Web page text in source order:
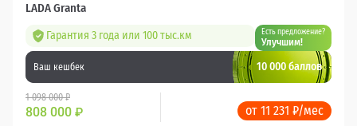
LADA Granta
Гарантия 3 года или 100 тыс.км Есть предложение?
Улучшим!
Ваш кешбек 10 000 баллов
1 098 000 ₽
808 000 ₽ от 11 231 ₽/мес